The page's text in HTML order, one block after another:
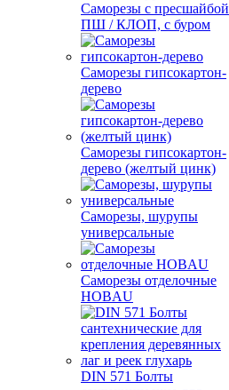
Саморезы с пресшайбой
ПШ / КЛОП, с буром
Саморезы гипсокартон-
дерево
Саморезы гипсокартон-
дерево (желтый цинк)
Саморезы, шурупы
универсальные
Саморезы отделочные
HOBAU
DIN 571 Болты